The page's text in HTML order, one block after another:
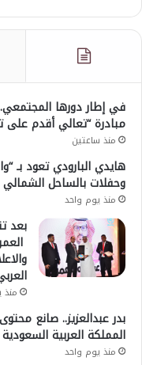
مبادرة “تعالي أقدم على
منذ ساعتين
هايدي البارودي تعود بـ
وحفلات بالساحل الشمالي
منذ يوم واحد
بعد
بدر عبدالعزيز.. صانع
المملكة العربية السعودية
منذ يوم واحد